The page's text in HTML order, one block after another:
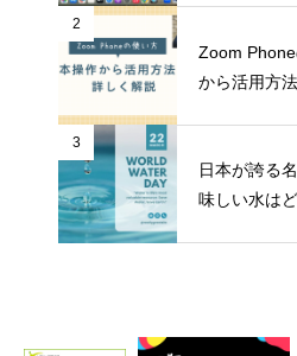
2
Zoom
から活用方
3
日本が誇る
味しい水は